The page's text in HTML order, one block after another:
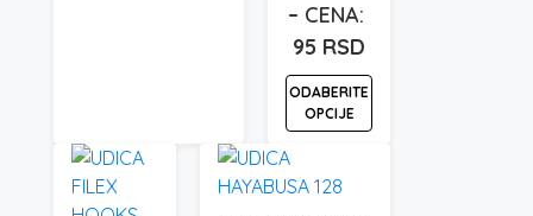
Opcije
mogu
biti
–
95 RSD
cena:
ODABERITE
OPCIJE
Ovaj
proizvod